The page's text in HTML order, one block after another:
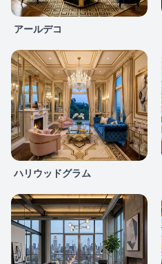
アールデコ
ハリウッドグラム